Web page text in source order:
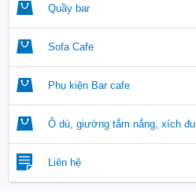
Quầy bar
Sofa Cafe
Phụ kiện Bar cafe
Ô dù, giường tắm nắng, xích đu
Liên hệ